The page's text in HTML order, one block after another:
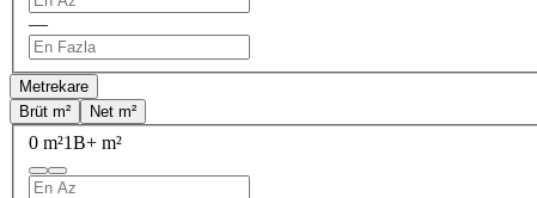
—
Metrekare
Brüt m²
Net m²
0 m²1B+ m²